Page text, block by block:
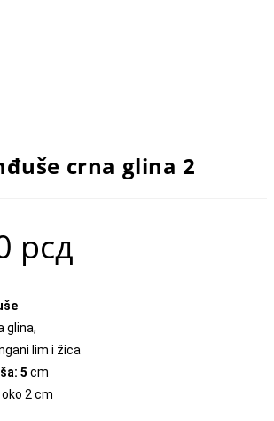
crna glina 2
рсд
glina,
lim i žica
5 cm
oko 2 cm